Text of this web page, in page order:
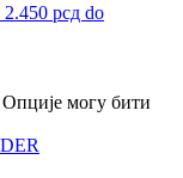
2.450 рсд do
могу бити